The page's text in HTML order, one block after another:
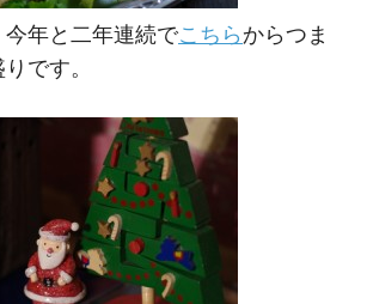
年と二年連続でこちらからつま
です。